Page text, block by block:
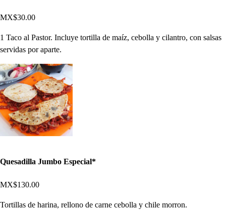
MX$30.00
1 Taco al Pastor. Incluye tortilla de maíz, cebolla y cilantro, con salsas
servidas por aparte.
Quesadilla Jumbo Especial*
MX$130.00
Tortillas de harina, rellono de carne cebolla y chile morron.